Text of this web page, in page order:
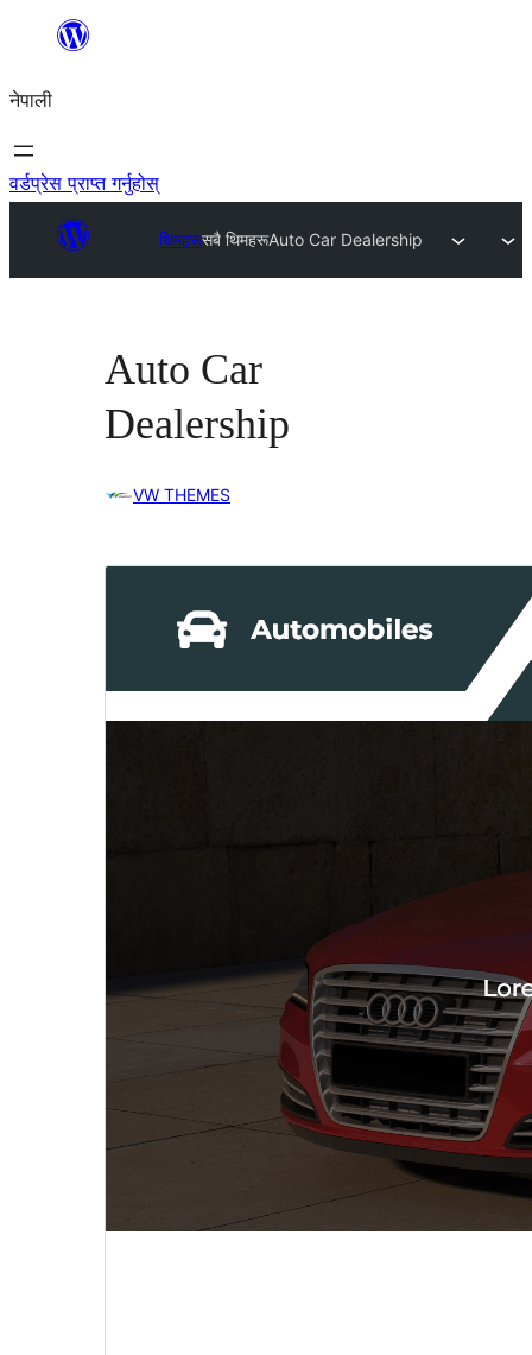
सामग्रीमा
नेपाली
वर्डप्रेस प्राप्त गर्नुहोस्
थिमहरूसबै थिमहरूAuto Car Dealership
Auto Car
Dealership
VW THEMES